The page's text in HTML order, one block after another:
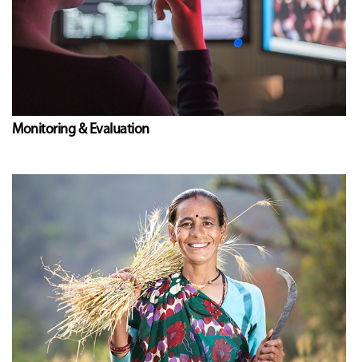
Monitoring & Evaluation